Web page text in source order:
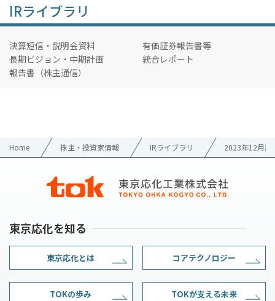
IRライブラリ
決算短信・説明会資料
有価証券報告書等
長期ビジョン・中期計画
統合レポート
報告書（株主通信）
Home 株主・投資家情報 IRライブラリ 2023年12月期
東京応化を知る
東京応化とは コアテクノロジー
TOKの歩み TOKが支える未来